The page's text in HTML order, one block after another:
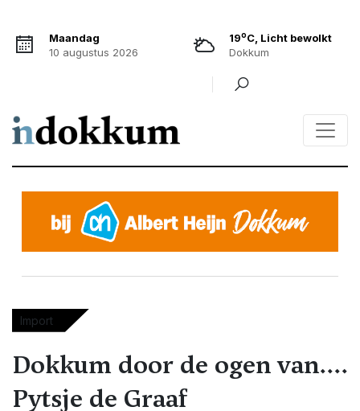
Maandag
10 augustus 2026
19oC, Licht bewolkt
Dokkum
Import
Dokkum door de ogen van....
Pytsje de Graaf